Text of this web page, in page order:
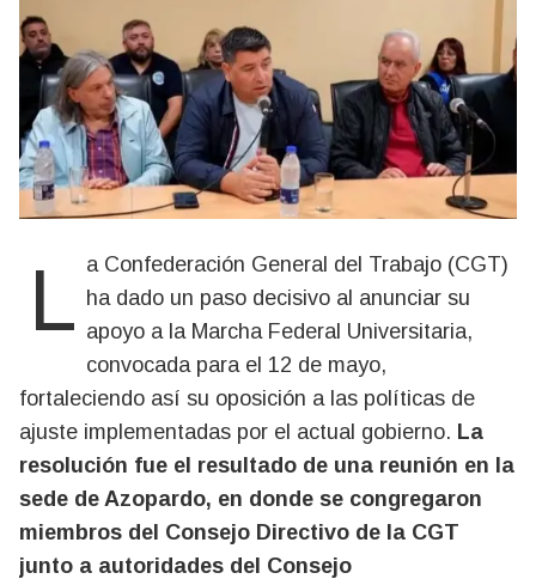
La Confederación General del Trabajo (CGT) ha dado un paso decisivo al anunciar su
apoyo a la Marcha Federal Universitaria,
convocada para el 12 de mayo,
fortaleciendo así su oposición a las políticas de
ajuste implementadas por el actual gobierno. La
resolución fue el resultado de una reunión en la
sede de Azopardo, en donde se congregaron
miembros del Consejo Directivo de la CGT
junto a autoridades del Consejo